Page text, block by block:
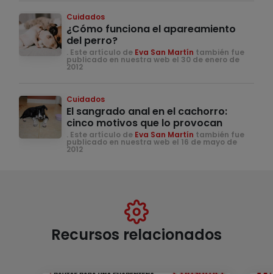
Cuidados
¿Cómo funciona el apareamiento
del perro?
. Este artículo de Eva San Martín también fue
publicado en nuestra web el 30 de enero de
2012
Cuidados
El sangrado anal en el cachorro:
cinco motivos que lo provocan
. Este artículo de Eva San Martín también fue
publicado en nuestra web el 16 de mayo de
2012
Recursos relacionados